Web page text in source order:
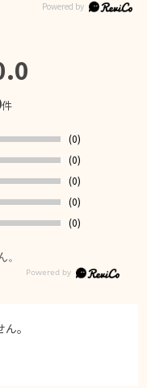
件
(0)
(0)
(0)
(0)
(0)
。